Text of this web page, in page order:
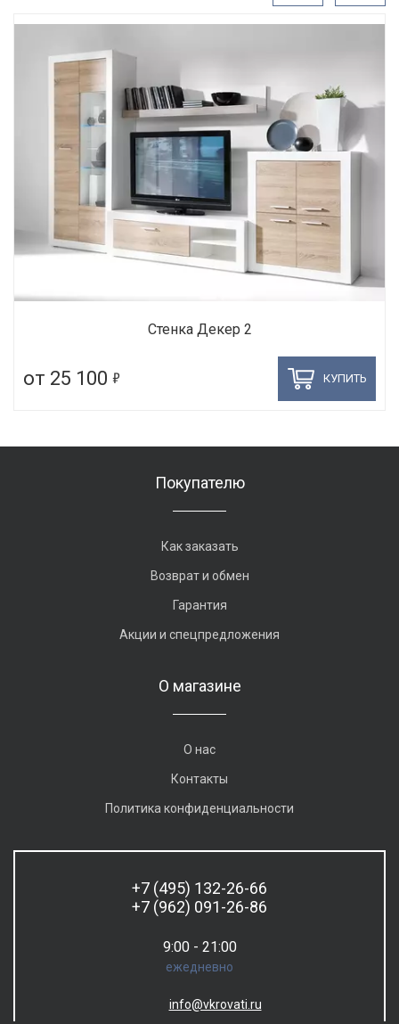
Стенка Декер 2
от 25 100 5 КУПИТЬ
Покупателю
Как заказать
Возврат и обмен
Гарантия
Акции и спецпредложения
О магазине
О нас
Контакты
Политика конфиденциальности
+7 (495) 132-26-66
+7 (962) 091-26-86
9:00 - 21:00
ежедневно
info@vkrovati.ru